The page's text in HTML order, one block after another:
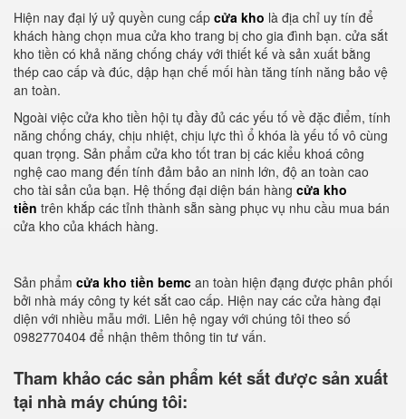
Hiện nay đại lý uỷ quyền cung cấp cửa kho là địa chỉ uy tín để
khách hàng chọn mua cửa kho trang bị cho gia đình bạn. cửa sắt
kho tiền có khả năng chống cháy với thiết kế và sản xuất bằng
thép cao cấp và đúc, dập hạn chế mối hàn tăng tính năng bảo vệ
an toàn.
Ngoài việc cửa kho tiền hội tụ đầy đủ các yếu tố về đặc điểm, tính
năng chống cháy, chịu nhiệt, chịu lực thì ổ khóa là yếu tố vô cùng
quan trọng. Sản phẩm cửa kho tốt tran bị các kiểu khoá công
nghệ cao mang đến tính đảm bảo an ninh lớn, độ an toàn cao
cho tài sản của bạn. Hệ thống đại diện bán hàng cửa kho
tiền trên khắp các tỉnh thành sẵn sàng phục vụ nhu cầu mua bán
cửa kho của khách hàng.
Sản phẩm cửa kho tiền bemc an toàn hiện đạng được phân phối
bởi nhà máy công ty két sắt cao cấp. Hiện nay các cửa hàng đại
diện với nhiều mẫu mới. Liên hệ ngay với chúng tôi theo số
0982770404 để nhận thêm thông tin tư vấn.
Tham khảo các sản phẩm két sắt được sản xuất
tại nhà máy chúng tôi: